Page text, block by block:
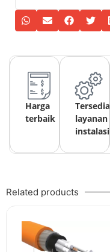
Harga
terbaik
Tersedia
layanan
instalasi
Related products